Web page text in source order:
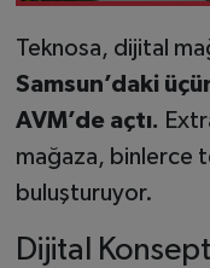
Teknosa, dijital
Samsun’daki
AVM’de açtı.
mağaza, binlerce
buluşturuyor.
Dijital